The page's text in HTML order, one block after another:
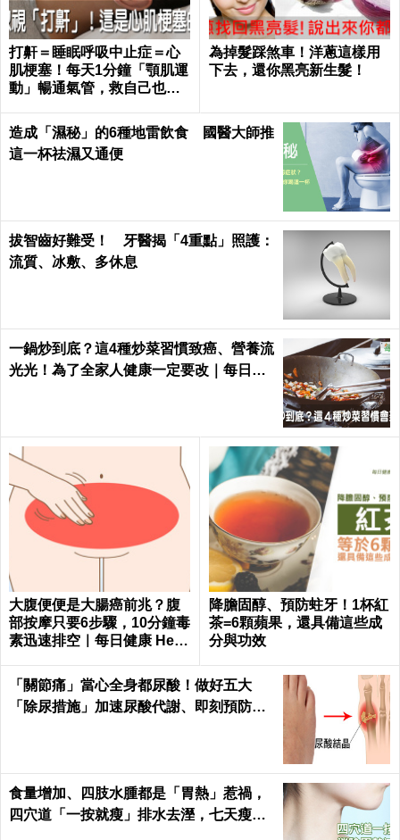
打鼾＝睡眠呼吸中止症＝心
肌梗塞！每天1分鐘「顎肌運
動」暢通氣管，救自己也救
為掉髮踩煞車！洋蔥這樣用
下去，還你黑亮新生髮！
造成「濕秘」的6種地雷飲食 國醫大師推
這一杯祛濕又通便
拔智齒好難受！ 牙醫揭「4重點」照護：
流質、冰敷、多休息
一鍋炒到底？這4種炒菜習慣致癌、營養流
光光！為了全家人健康一定要改｜每日健
大腹便便是大腸癌前兆？腹
部按摩只要6步驟，10分鐘毒
素迅速排空｜每日健康 Healt
降膽固醇、預防蛀牙！1杯紅
茶=6顆蘋果，還具備這些成
分與功效
「關節痛」當心全身都尿酸！做好五大
「除尿措施」加速尿酸代謝、即刻預防痛
食量增加、四肢水腫都是「胃熱」惹禍，
四穴道「一按就瘦」排水去溼，七天瘦三